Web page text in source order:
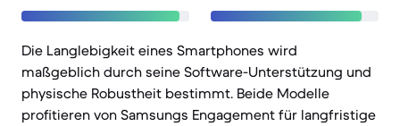
Die Langlebigkeit eines Smartphones wird
maßgeblich durch seine Software-Unterstützung und
physische Robustheit bestimmt. Beide Modelle
profitieren von Samsungs Engagement für langfristige